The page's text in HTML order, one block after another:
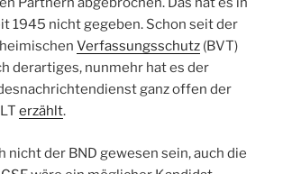
1945 nicht gegeben. Schon seit der
Verfassungsschutz (BVT)
derartiges, nunmehr hat es der
ganz offen der
erzählt.
nicht der BND gewesen sein, auch die